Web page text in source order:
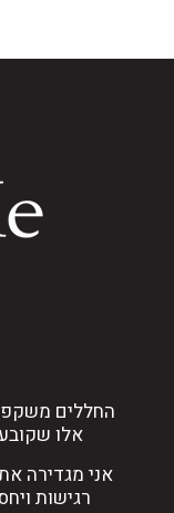
החללים
אלו
אני מגדירה
רגישות